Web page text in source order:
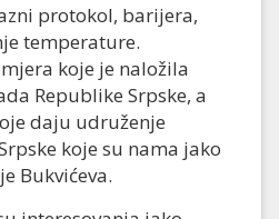
protokol, barijera,
temperature.
koje je naložila
Republike Srpske, a
daju udruženje
koje su nama jako
Bukvićeva.